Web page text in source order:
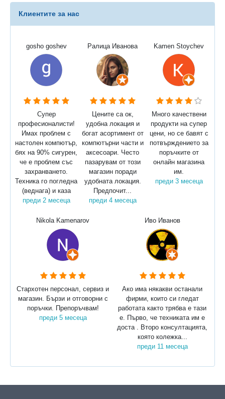
Клиентите за нас
gosho goshev
Супер
професионалисти!
Имах проблем с
настолен компютър,
бях на 90% сигурен,
че е проблем със
захранването.
Техника го погледна
(веднага) и каза
преди 2 месеца
Ралица Иванова
Цените са ок,
удобна локация и
богат асортимент от
компютърни части и
аксесоари. Често
пазарувам от този
магазин поради
удобната локация.
Предпочит...
преди 4 месеца
Kamen Stoychev
Много качествени
продукти на супер
цени, но се бавят с
потвърждението за
поръчките от
онлайн магазина
им.
преди 3 месеца
Nikola Kamenarov
Стархотен персонал, сервиз и
магазин. Бързи и отговорни с
поръчки. Препоръчвам!
преди 5 месеца
Иво Иванов
Ако има някакви останали
фирми, които си гледат
работата както трябва е тази
е. Първо, че техниката им е
доста . Второ консултацията,
която колежка...
преди 11 месеца